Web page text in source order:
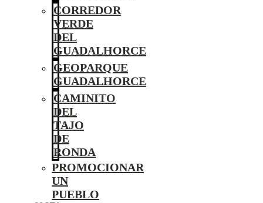
CORREDOR
VERDE
DEL
GUADALHORCE
GEOPARQUE
GUADALHORCE
CAMINITO
DEL
TAJO
DE
RONDA
PROMOCIONAR
UN
PUEBLO